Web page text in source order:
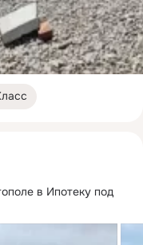
в Ипотеку под